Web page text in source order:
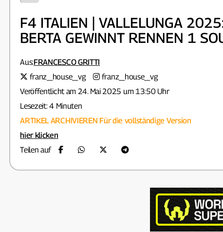
F4 ITALIEN | VALLELUNGA
BERTA GEWINNT RENNEN 1
Aus:FRANCESCO GRITTI
franz_house_vg
franz_house_vg
Veröffentlicht am 24. Mai 2025 um 13:50 Uhr
Lesezeit: 4 Minuten
ARTIKEL ARCHIVIEREN Für die vollständige Version
hier klicken
Teilen auf